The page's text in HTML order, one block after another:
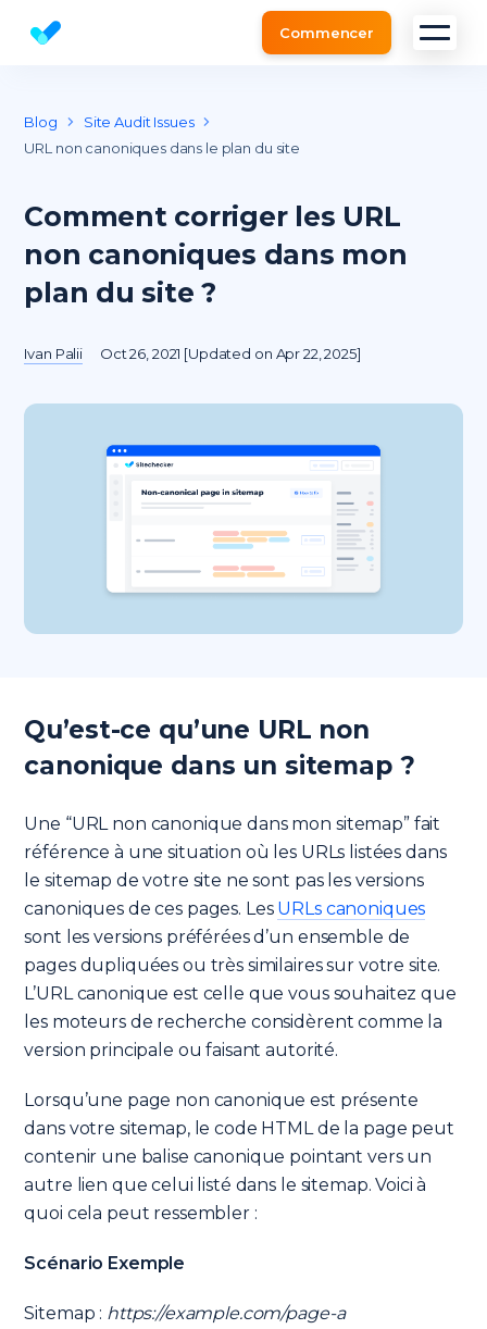
Outil d'Analyse de Site et l'audit SEO gratuit
Commencer
Blog
Site Audit Issues
URL non canoniques dans le plan du site
Comment corriger les URL
non canoniques dans mon
plan du site ?
Ivan Palii Oct 26, 2021 [Updated on Apr 22, 2025]
Qu’est-ce qu’une URL non
canonique dans un sitemap ?
Une “URL non canonique dans mon sitemap” fait
référence à une situation où les URLs listées dans
le sitemap de votre site ne sont pas les versions
canoniques de ces pages. Les URLs canoniques
sont les versions préférées d’un ensemble de
pages dupliquées ou très similaires sur votre site.
L’URL canonique est celle que vous souhaitez que
les moteurs de recherche considèrent comme la
version principale ou faisant autorité.
Lorsqu’une page non canonique est présente
dans votre sitemap, le code HTML de la page peut
contenir une balise canonique pointant vers un
autre lien que celui listé dans le sitemap. Voici à
quoi cela peut ressembler :
Scénario Exemple
Sitemap : https://example.com/page-a